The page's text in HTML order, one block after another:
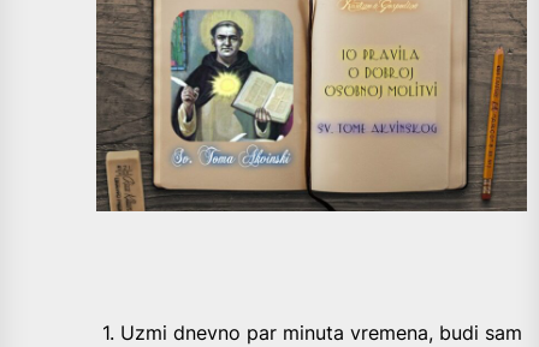
1. Uzmi dnevno par minuta vremena, budi sam